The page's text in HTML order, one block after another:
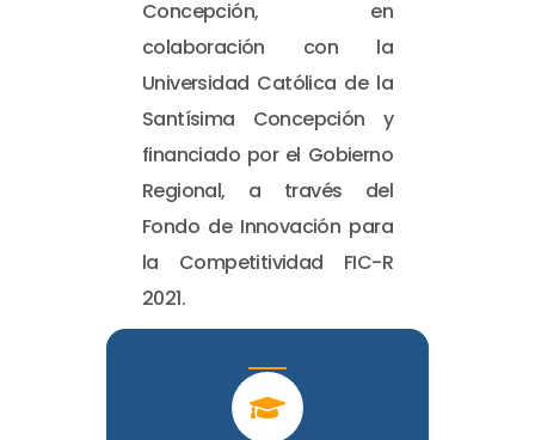
Concepción, en
colaboración con la
Universidad Católica de la
Santísima Concepción y
financiado por el Gobierno
Regional, a través del
Fondo de Innovación para
la Competitividad FIC-R
2021.